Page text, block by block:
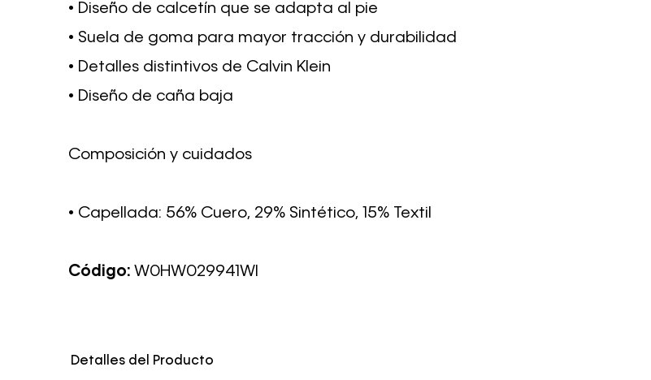
• Diseño de calcetín que se adapta al pie
• Suela de goma para mayor tracción y durabilidad
• Detalles distintivos de Calvin Klein
• Diseño de caña baja
Composición y cuidados
• Capellada: 56% Cuero, 29% Sintético, 15% Textil
Código: W0HW029941WI
Detalles del Producto